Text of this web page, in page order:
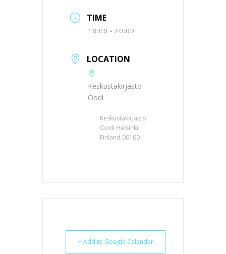
TIME
18:00 - 20:00
LOCATION
Keskustakirjasto
Oodi
Keskustakirjasto
Oodi Helsinki
Finland 00100
+ Add to Google Calendar